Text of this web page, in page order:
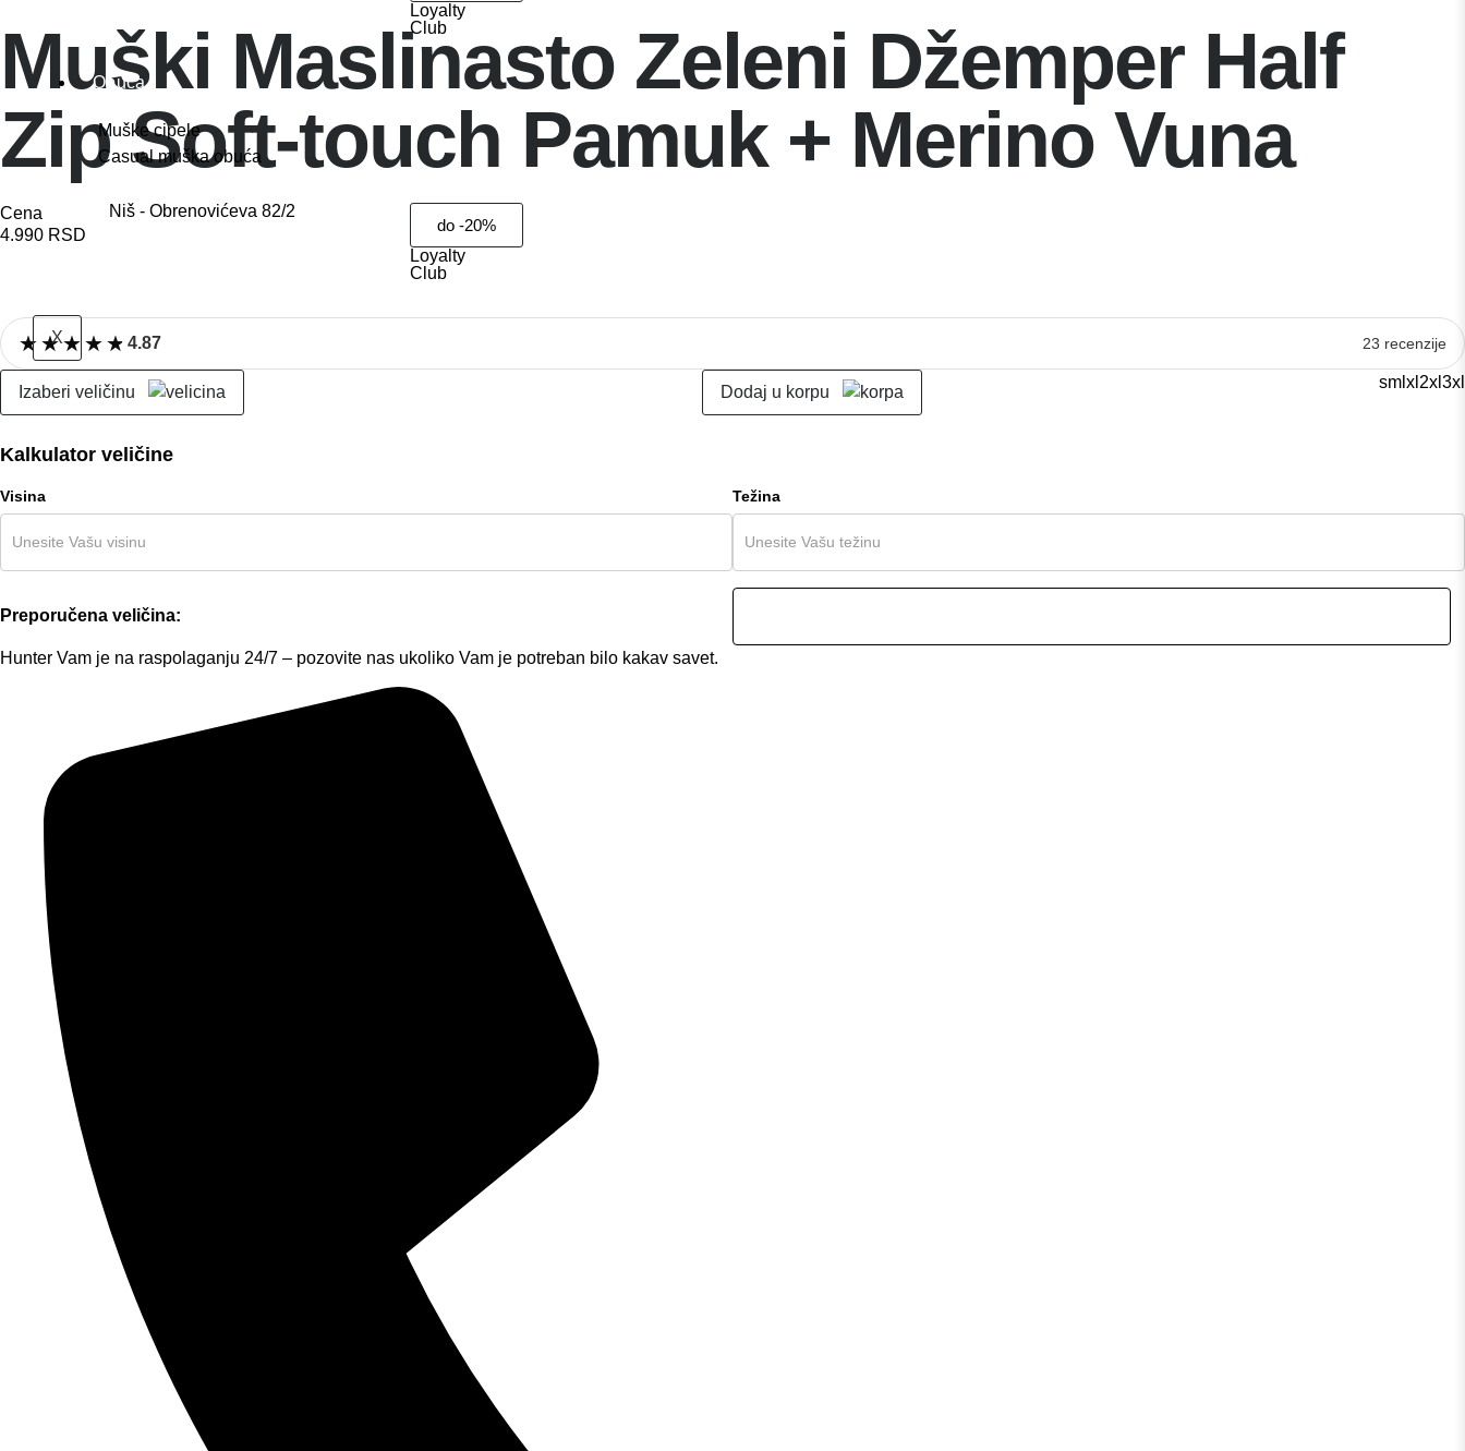
Loyalty
Club
Obuća
Muške cipele
Casual muška obuća
Niš - Obrenovićeva 82/2
do -20%
Loyalty
Club
X
Muški Maslinasto Zeleni Džemper Half
Zip Soft-touch Pamuk + Merino Vuna
Cena
4.990 RSD
★
★★
★★
★★
★★
★ 4.87 23 recenzije
Izaberi veličinu Dodaj u korpu
sm xl 2xl 3xl
Kalkulator veličine
Visina Težina
Preporučena veličina:
Hunter Vam je na raspolaganju 24/7 – pozovite nas ukoliko Vam je potreban bilo kakav savet.